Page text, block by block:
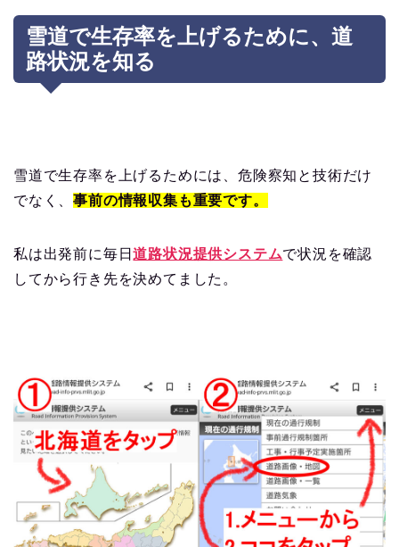
雪道で生存率を上げるために、道
路状況を知る
雪道で生存率を上げるためには、危険察知と技術だけ
でなく、事前の情報収集も重要です。
私は出発前に毎日道路状況提供システムで状況を確認
してから行き先を決めてました。